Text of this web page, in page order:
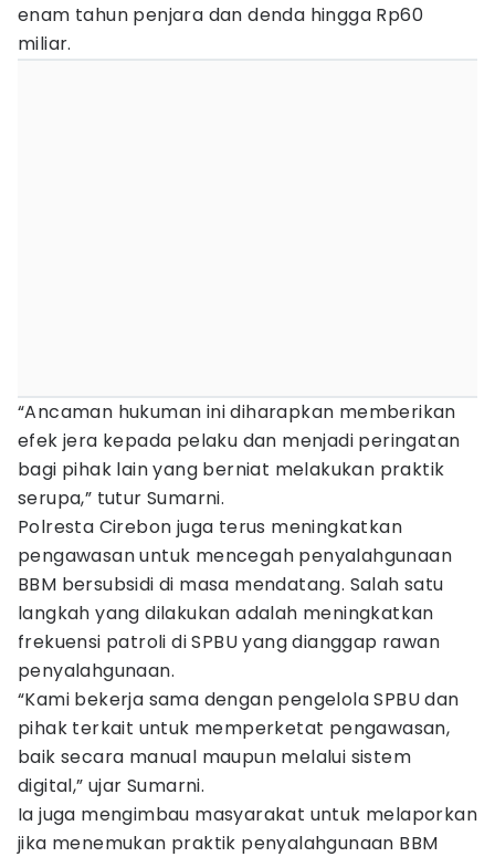
enam tahun penjara dan denda hingga Rp60
miliar.
“Ancaman hukuman ini diharapkan memberikan
efek jera kepada pelaku dan menjadi peringatan
bagi pihak lain yang berniat melakukan praktik
serupa,” tutur Sumarni.
Polresta Cirebon juga terus meningkatkan
pengawasan untuk mencegah penyalahgunaan
BBM bersubsidi di masa mendatang. Salah satu
langkah yang dilakukan adalah meningkatkan
frekuensi patroli di SPBU yang dianggap rawan
penyalahgunaan.
“Kami bekerja sama dengan pengelola SPBU dan
pihak terkait untuk memperketat pengawasan,
baik secara manual maupun melalui sistem
digital,” ujar Sumarni.
Ia juga mengimbau masyarakat untuk melaporkan
jika menemukan praktik penyalahgunaan BBM